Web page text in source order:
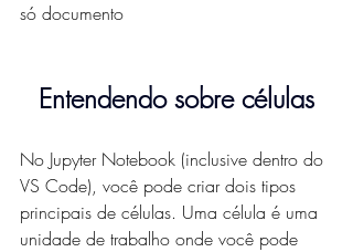
só documento
Entendendo sobre células
No Jupyter Notebook (inclusive dentro do
VS Code), você pode criar dois tipos
principais de células. Uma célula é uma
unidade de trabalho onde você pode